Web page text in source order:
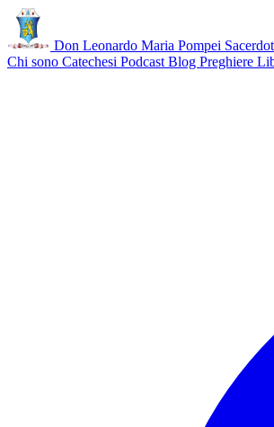
Don Leonardo Maria Pompei
Chi sono Catechesi Podcast Blog Preghiere